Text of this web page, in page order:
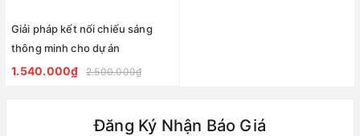
Giải pháp kết nối chiếu sáng
thông minh cho dự án
1.540.000₫ 2.500.000₫
Đăng Ký Nhận Báo Giá